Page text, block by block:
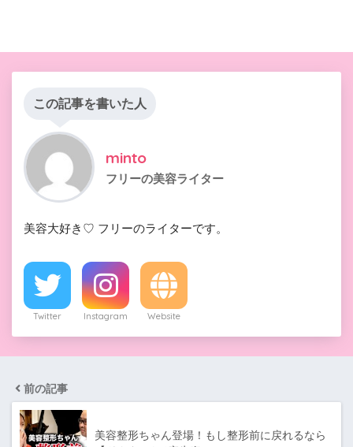
この記事を書いた人
minto
フリーの美容ライター
美容大好き♡ フリーのライターです。
Twitter Instagram Website
前の記事
美容整形ちゃん登場！もし整形前に戻れるなら